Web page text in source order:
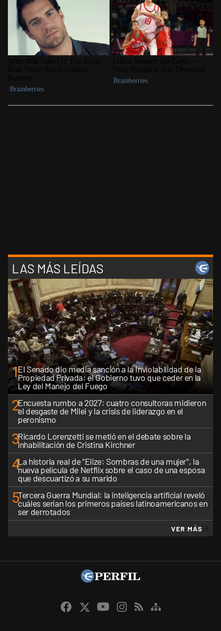
LAS MÁS LEÍDAS
1El Senado dio media sanción a la Inviolabilidad de la
Propiedad Privada: el Gobierno tuvo que ceder en la
Ley del Manejo del Fuego
2Encuesta rumbo a 2027: cuatro consultoras midieron
el desgaste de Milei y la crisis de liderazgo en el
peronismo
3Ricardo Lorenzetti se metió en el debate sobre la
inhabilitación de Cristina Kirchner
4La historia real de "Elize: Sombras de una mujer", la
nueva película de Netflix sobre el caso de una esposa
que descuartizó a su marido
5Tercera Guerra Mundial: la inteligencia artificial reveló
cuáles serían los primeros países latinoamericanos en
ser derrotados
VER MÁS